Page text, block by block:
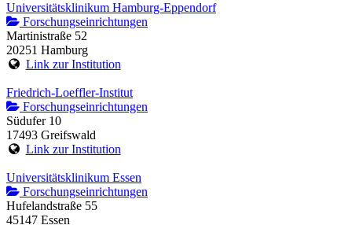
Universitätsklinikum Hamburg-Eppendorf
Forschungseinrichtungen
Martinistraße 52
20251 Hamburg
Link zur Institution
Friedrich-Loeffler-Institut
Forschungseinrichtungen
Südufer 10
17493 Greifswald
Link zur Institution
Universitätsklinikum Essen
Forschungseinrichtungen
Hufelandstraße 55
45147 Essen